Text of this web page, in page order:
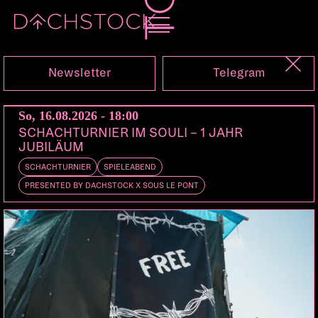
Sa, 22.08.2026
TICKETS
SCHÜTZENMATTE
FESTIVAL VORTRÄGE & LESUNGEN
MUSIK FÜHRUNGEN
Newsletter Telegram
So, 16.08.2026 - 18:00
SCHACHTURNIER IM SOULI – 1 JAHR
JUBILÄUM
SCHACHTURNIER SPIELEABEND
PRESENTED BY DACHSTOCK X SOUS LE PONT